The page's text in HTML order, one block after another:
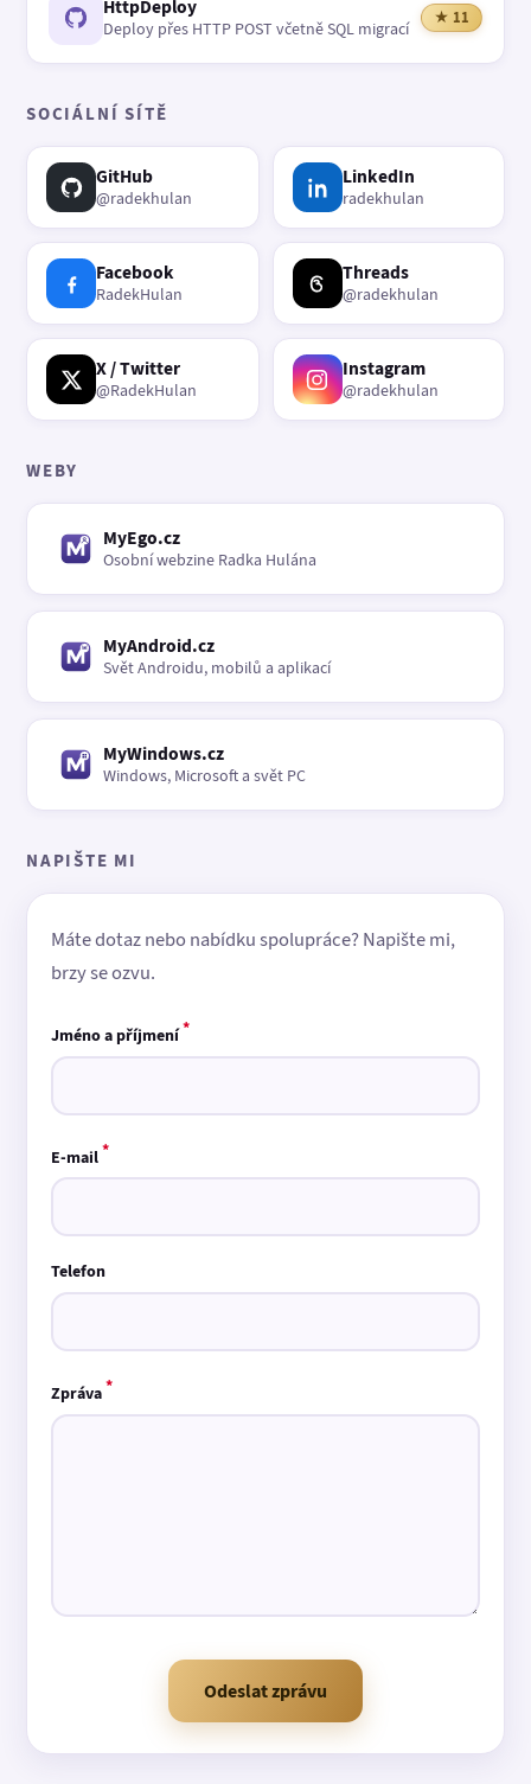
HttpDeploy
Deploy přes HTTP POST včetně SQL migrací
★ 11
SOCIÁLNÍ SÍTĚ
GitHub
@radekhulan
LinkedIn
radekhulan
Facebook
RadekHulan
Threads
@radekhulan
X / Twitter
@RadekHulan
Instagram
@radekhulan
WEBY
MyEgo.cz
Osobní webzine Radka Hulána
MyAndroid.cz
Svět Androidu, mobilů a aplikací
MyWindows.cz
Windows, Microsoft a svět PC
NAPIŠTE MI
Máte dotaz nebo nabídku spolupráce? Napište mi,
brzy se ozvu.
Jméno a příjmení*
E-mail*
Telefon
Zpráva*
Odeslat zprávu